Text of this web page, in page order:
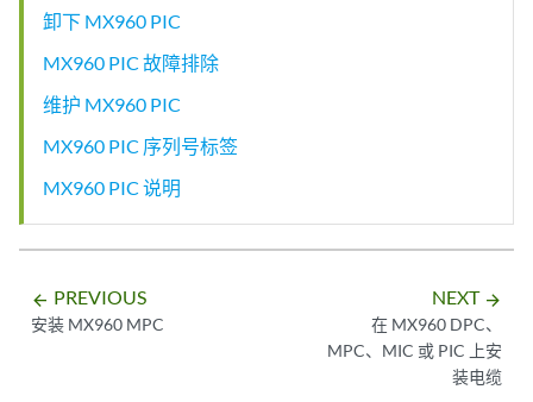
卸下 MX960 PIC
MX960 PIC 故障排除
维护 MX960 PIC
MX960 PIC 序列号标签
MX960 PIC 说明
arrow_backward PREVIOUS
安装 MX960 MPC
NEXT arrow_forward
在 MX960 DPC、
MPC、MIC 或 PIC 上安
装电缆